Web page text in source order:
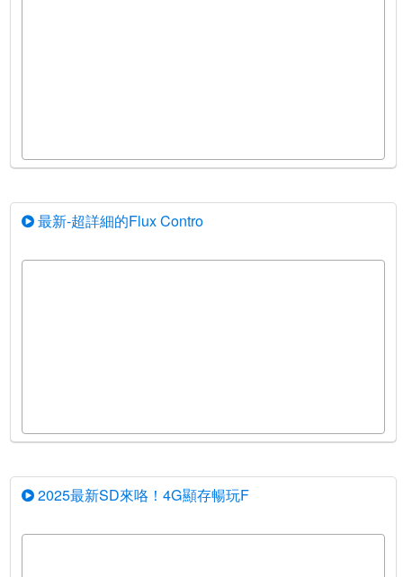
最新-超詳細的Flux Contro
2025最新SD來咯！4G顯存暢玩F